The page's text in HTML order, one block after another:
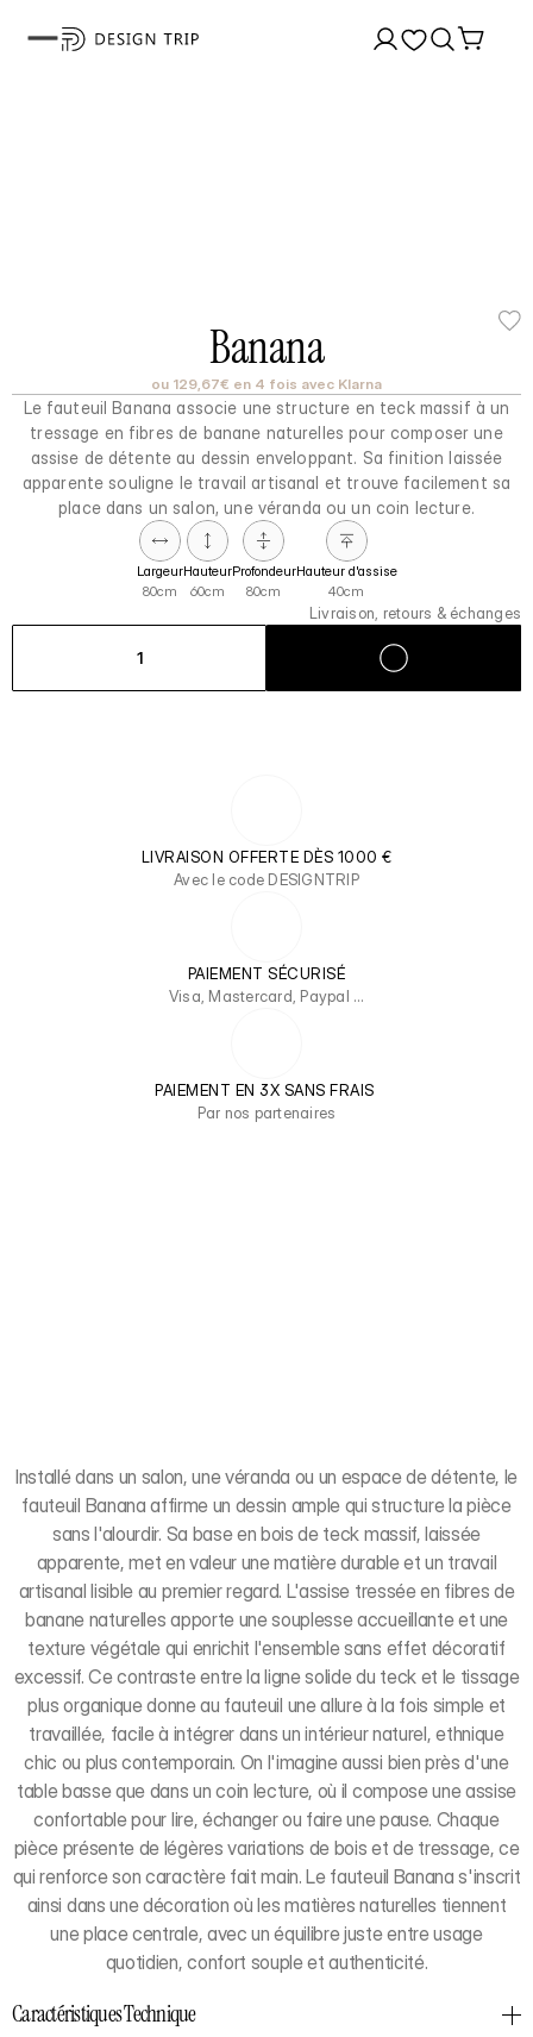
Banana
ou 129,67€ en 4 fois avec Klarna
Le fauteuil Banana associe une structure en teck massif à un
tressage en fibres de banane naturelles pour composer une
assise de détente au dessin enveloppant. Sa finition laissée
apparente souligne le travail artisanal et trouve facilement sa
place dans un salon, une véranda ou un coin lecture.
Largeur
80cm
Hauteur
60cm
Profondeur
80cm
Hauteur d'assise
40cm
Livraison, retours & échanges
1
LIVRAISON OFFERTE DÈS 1000 €
Avec le code DESIGNTRIP
PAIEMENT SÉCURISÉ
Visa, Mastercard, Paypal …
PAIEMENT EN 3X SANS FRAIS
Par nos partenaires
Installé dans un salon, une véranda ou un espace de détente, le
fauteuil Banana affirme un dessin ample qui structure la pièce
sans l'alourdir. Sa base en bois de teck massif, laissée
apparente, met en valeur une matière durable et un travail
artisanal lisible au premier regard. L'assise tressée en fibres de
banane naturelles apporte une souplesse accueillante et une
texture végétale qui enrichit l'ensemble sans effet décoratif
excessif. Ce contraste entre la ligne solide du teck et le tissage
plus organique donne au fauteuil une allure à la fois simple et
travaillée, facile à intégrer dans un intérieur naturel, ethnique
chic ou plus contemporain. On l'imagine aussi bien près d'une
table basse que dans un coin lecture, où il compose une assise
confortable pour lire, échanger ou faire une pause. Chaque
pièce présente de légères variations de bois et de tressage, ce
qui renforce son caractère fait main. Le fauteuil Banana s'inscrit
ainsi dans une décoration où les matières naturelles tiennent
une place centrale, avec un équilibre juste entre usage
quotidien, confort souple et authenticité.
Caractéristiques Technique